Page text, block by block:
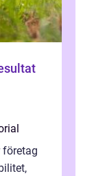
företag